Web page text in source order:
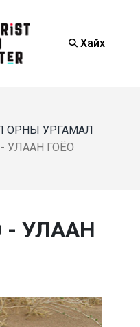
Хайх
ОРНЫ УРГАМАЛ
- УЛААН ГОЁО
- УЛААН